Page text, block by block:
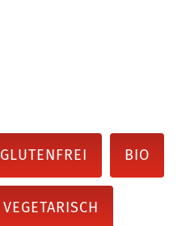
GLUTENFREI BIO
VEGETARISCH